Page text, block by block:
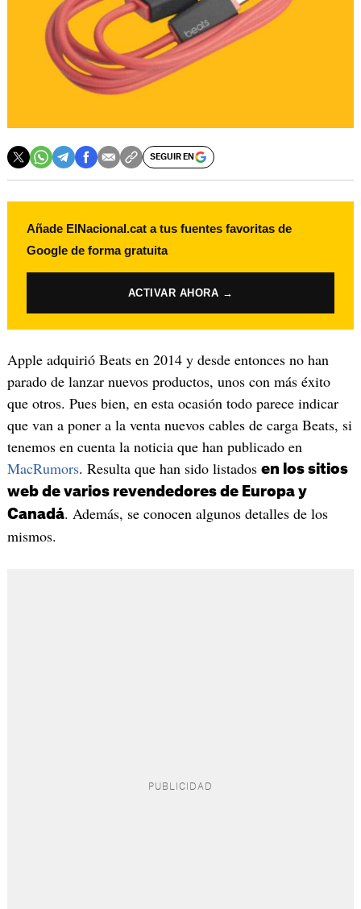
SEGUIR EN
Añade ElNacional.cat a tus fuentes favoritas de
Google de forma gratuita
ACTIVAR AHORA →
Apple adquirió Beats en 2014 y desde entonces no han
parado de lanzar nuevos productos, unos con más éxito
que otros. Pues bien, en esta ocasión todo parece indicar
que van a poner a la venta nuevos cables de carga Beats, si
tenemos en cuenta la noticia que han publicado en
MacRumors. Resulta que han sido listados en los sitios
web de varios revendedores de Europa y
Canadá. Además, se conocen algunos detalles de los
mismos.